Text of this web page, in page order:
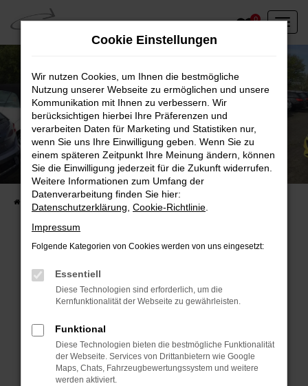
Zum
Hauptinhalt
springen
0
Unser Fahrzeugbestand vor Ort
Entdecken Sie unsere sofort verfügbaren
Fahrzeugangebote
Fehler: Network Error
Beim Laden ist ein Fehler aufgetreten.
Hier sind ein paar Tipps, die dir helfen können:
Überprüfe deine Firewall und deine
Internetverbindung.
Laden andere Webseiten, zum Beispiel deine
Suchmaschine?
Cookie Einstellungen
Wir nutzen Cookies, um Ihnen die bestmögliche
Nutzung unserer Webseite zu ermöglichen und unsere
Kommunikation mit Ihnen zu verbessern. Wir
berücksichtigen hierbei Ihre Präferenzen und
verarbeiten Daten für Marketing und Statistiken nur,
wenn Sie uns Ihre Einwilligung geben. Wenn Sie zu
einem späteren Zeitpunkt Ihre Meinung ändern, können
Sie die Einwilligung jederzeit für die Zukunft widerrufen.
Weitere Informationen zum Umfang der
Datenverarbeitung finden Sie hier:
Datenschutzerklärung Cookie-Richtlinie
Impressum
Folgende Kategorien von Cookies werden von uns eingesetzt:
Essentiell
Diese Technologien sind erforderlich, um die
Kernfunktionalität der Webseite zu gewährleisten.
Funktional
Diese Technologien bieten die bestmögliche Funktionalität
der Webseite. Services von Drittanbietern wie Google
Maps, Chats, Fahrzeugbewertungssystem und weitere
werden aktiviert.